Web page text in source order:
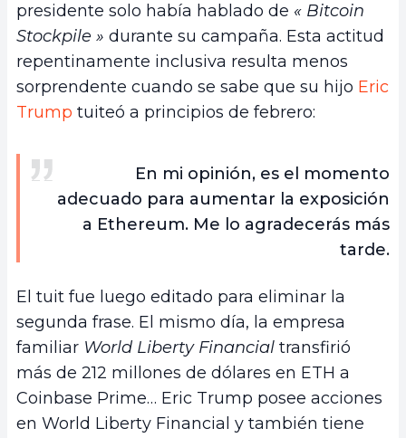
presidente solo había hablado de « Bitcoin
Stockpile » durante su campaña. Esta actitud
repentinamente inclusiva resulta menos
sorprendente cuando se sabe que su hijo Eric
Trump tuiteó a principios de febrero:
En mi opinión, es el momento
adecuado para aumentar la exposición
a Ethereum. Me lo agradecerás más
tarde.
El tuit fue luego editado para eliminar la
segunda frase. El mismo día, la empresa
familiar World Liberty Financial transfirió
más de 212 millones de dólares en ETH a
Coinbase Prime… Eric Trump posee acciones
en World Liberty Financial y también tiene